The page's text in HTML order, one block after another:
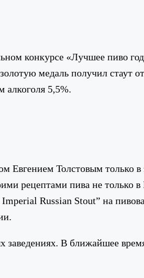
конкурсе «Лучшее пиво
медаль получил стаут
алкоголя 5,5%.
Толстовым только в
рецептами пива не только
Russian Stout” на
В ближайшее